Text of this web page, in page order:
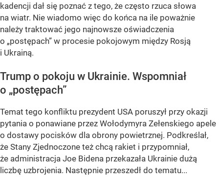
kadencji dał się poznać z tego, że często rzuca słowa
na wiatr. Nie wiadomo więc do końca na ile poważnie
należy traktować jego najnowsze oświadczenia
o „postępach” w procesie pokojowym między Rosją
i Ukrainą.
Trump o pokoju w Ukrainie. Wspomniał
o „postępach”
Temat tego konfliktu prezydent USA poruszył przy okazji
pytania o ponawiane przez Wołodymyra Zełenskiego apele
o dostawy pocisków dla obrony powietrznej. Podkreślał,
że Stany Zjednoczone też chcą rakiet i przypomniał,
że administracja Joe Bidena przekazała Ukrainie dużą
liczbę uzbrojenia. Następnie przeszedł do tematu...